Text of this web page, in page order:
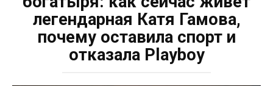
легендарная Катя Гамова,
почему оставила спорт и
отказала Playboy